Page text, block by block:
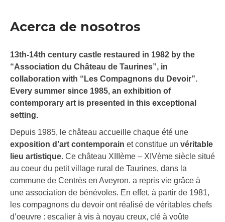
Acerca de nosotros
13th-14th century castle restaured in 1982 by the
“Association du Château de Taurines”, in
collaboration with “Les Compagnons du Devoir”.
Every summer since 1985, an exhibition of
contemporary art is presented in this exceptional
setting.
Depuis 1985, le château accueille chaque été une
exposition d’art contemporain et constitue un véritable
lieu artistique. Ce château XIIIème – XIVème siècle situé
au coeur du petit village rural de Taurines, dans la
commune de Centrès en Aveyron. a repris vie grâce à
une association de bénévoles. En effet, à partir de 1981,
les compagnons du devoir ont réalisé de véritables chefs
d’oeuvre : escalier à vis à noyau creux, clé à voûte